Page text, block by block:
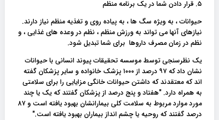
۵. قرار دادن شما در یک برنامه منظم
حیوانات ، به ویژه سگ ها ، به پیاده روی و تغذیه منظم نیاز دارند.
نیازهای آنها می تواند به ورزش منظم ، نظم در وعده های غذایی ، و
نظم در زمان مصرف داروها برای شما تبدیل شود.
یک نظرسنجی توسط موسسه تحقیقات پیوند انسانی با حیوانات
نشان داد که ۹۷ درصد از ۱۰۰۰ پزشک خانواده و سایر پزشکان گفته
اند که معتقدند که داشتن حیوانات خانگی مزایایی را برای سلامتی
به همراه دارد. "هفتاد و پنج درصد از پزشکان گفتند که یک یا چند
مورد موارد مربوط به سلامت کلی بیمارانشان بهبود یافته است و ۸۷
درصد گفتند که روحیه یا چشم انداز بیماران بهبود یافته است."